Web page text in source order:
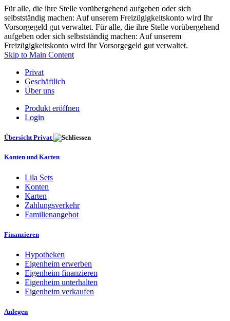
Für alle, die ihre Stelle vorübergehend aufgeben oder sich
selbstständig machen: Auf unserem Freizügigkeitskonto wird Ihr
Vorsorgegeld gut verwaltet. Für alle, die ihre Stelle vorübergehend
aufgeben oder sich selbstständig machen: Auf unserem
Freizügigkeitskonto wird Ihr Vorsorgegeld gut verwaltet.
Skip to Main Content
Privat
Geschäftlich
Über uns
Produkt eröffnen
Login
Übersicht Privat
Konten und Karten
Lila Sets
Konten
Karten
Zahlungsverkehr
Familienangebot
Finanzieren
Hypotheken
Eigenheim erwerben
Eigenheim finanzieren
Eigenheim unterhalten
Eigenheim verkaufen
Anlegen